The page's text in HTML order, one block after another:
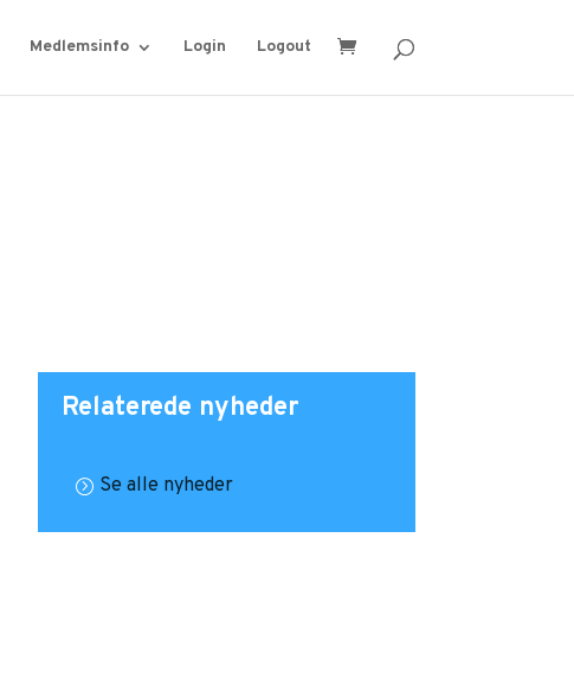
Medlemsinfo Login Logout
Relaterede nyheder
Se alle nyheder